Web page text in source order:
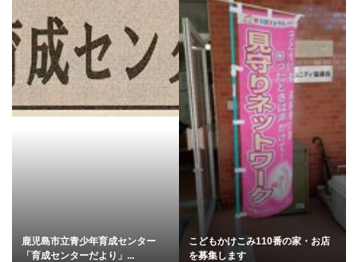
鹿児島市立青少年育成センター
「育成センターだより」...
こどもかけこみ110番の家・お店
を募集します